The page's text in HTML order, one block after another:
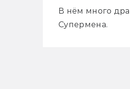
В нём много
Супермена.